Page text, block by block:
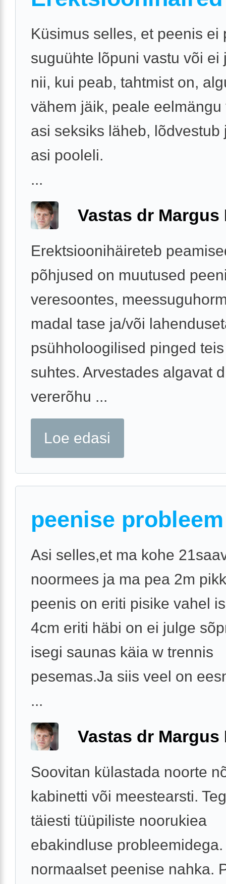
Küsimus selles, et peenis ei
suguühte lõpuni vastu või ei
nii, kui peab, tahtmist on,
vähem jäik, peale eelmängu
asi seksiks läheb, lõdvestub
asi pooleli.
...
Vastas dr Margus
Erektsioonihäireteb
põhjused on muutused
veresoontes,
madal tase ja/või
psühholoogilised pinged
suhtes. Arvestades algavat
vererõhu ...
Loe edasi
peenise probleem
Asi selles,et ma kohe
noormees ja ma pea 2m
peenis on eriti pisike vahel
4cm eriti häbi on ei julge
isegi saunas käia w trennis
pesemas.Ja siis veel on
...
Vastas dr Margus
Soovitan külastada noorte
kabinetti või meestearsti.
täiesti tüüpiliste noorukiea
ebakindluse
normaalset peenise nahka.